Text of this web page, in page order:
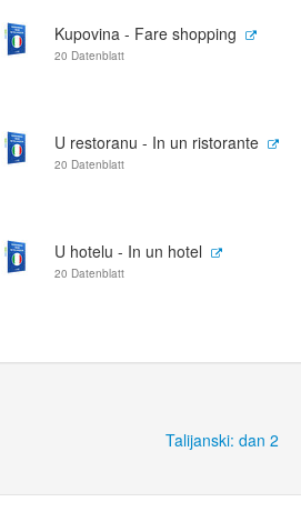
Kupovina - Fare shopping
20 Datenblatt
U restoranu - In un ristorante
20 Datenblatt
U hotelu - In un hotel
20 Datenblatt
Talijanski: dan 2